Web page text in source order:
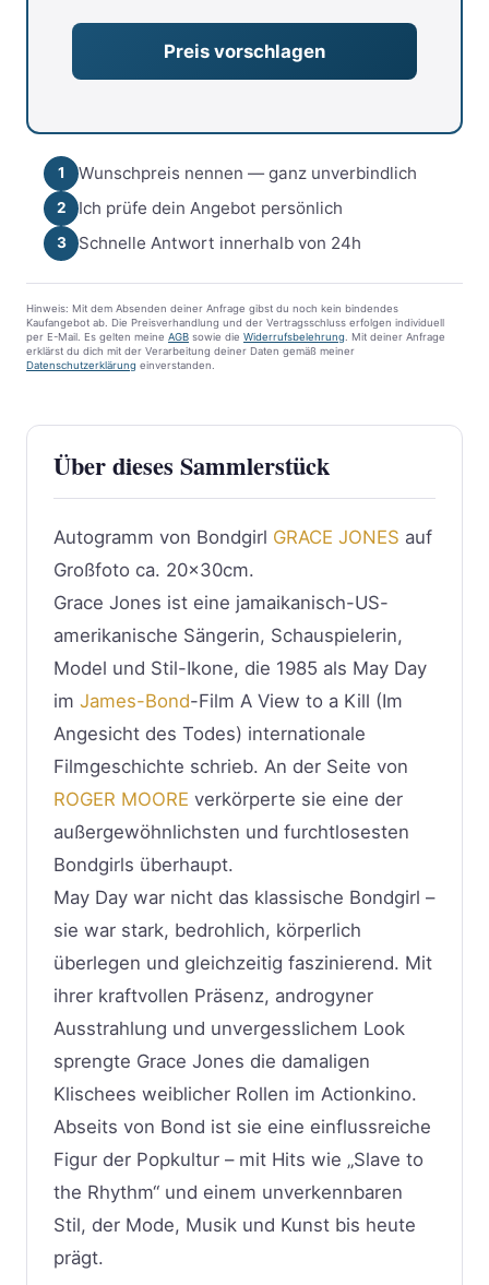
1 Wunschpreis nennen — ganz unverbindlich
2 Ich prüfe dein Angebot persönlich
3 Schnelle Antwort innerhalb von 24h
Hinweis: Mit dem Absenden deiner Anfrage gibst du noch kein bindendes
Kaufangebot ab. Die Preisverhandlung und der Vertragsschluss erfolgen individuell
per E-Mail. Es gelten meine AGB sowie die Widerrufsbelehrung . Mit deiner Anfrage
erklärst du dich mit der Verarbeitung deiner Daten gemäß meiner
Datenschutzerklärung einverstanden.
Über dieses Sammlerstück
Autogramm von Bondgirl GRACE JONES auf
Großfoto ca. 20x30cm.
Grace Jones ist eine jamaikanisch-US-
amerikanische Sängerin, Schauspielerin,
Model und Stil-Ikone, die 1985 als May Day
im James-Bond-Film A View to a Kill (Im
Angesicht des Todes) internationale
Filmgeschichte schrieb. An der Seite von
ROGER MOORE verkörperte sie eine der
außergewöhnlichsten und furchtlosesten
Bondgirls überhaupt.
May Day war nicht das klassische Bondgirl –
sie war stark, bedrohlich, körperlich
überlegen und gleichzeitig faszinierend. Mit
ihrer kraftvollen Präsenz, androgyner
Ausstrahlung und unvergesslichem Look
sprengte Grace Jones die damaligen
Klischees weiblicher Rollen im Actionkino.
Abseits von Bond ist sie eine einflussreiche
Figur der Popkultur – mit Hits wie „Slave to
the Rhythm“ und einem unverkennbaren
Stil, der Mode, Musik und Kunst bis heute
prägt.